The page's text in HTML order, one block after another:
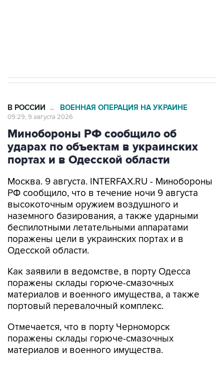
В РОССИИ → ВОЕННАЯ ОПЕРАЦИЯ НА УКРАИНЕ
09:29, 9 августа 2026
Минобороны РФ сообщило об
ударах по объектам в украинских
портах и в Одесской области
Москва. 9 августа. INTERFAX.RU - Минобороны
РФ сообщило, что в течение ночи 9 августа
высокоточным оружием воздушного и
наземного базирования, а также ударными
беспилотными летательными аппаратами
поражены цели в украинских портах и в
Одесской области.
Как заявили в ведомстве, в порту Одесса
поражены склады горюче-смазочных
материалов и военного имущества, а также
портовый перевалочный комплекс.
Отмечается, что в порту Черноморск
поражены склады горюче-смазочных
материалов и военного имущества.